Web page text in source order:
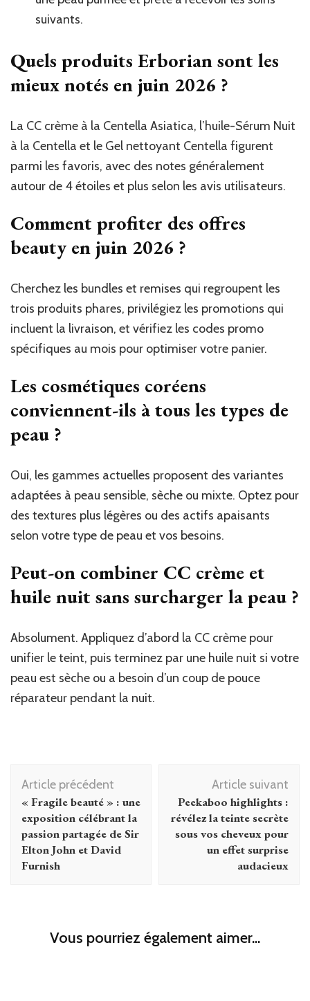
suivants.
Quels produits Erborian sont les
mieux notés en juin 2026 ?
La CC crème à la Centella Asiatica, l’huile-Sérum Nuit
à la Centella et le Gel nettoyant Centella figurent
parmi les favoris, avec des notes généralement
autour de 4 étoiles et plus selon les avis utilisateurs.
Comment profiter des offres
beauty en juin 2026 ?
Cherchez les bundles et remises qui regroupent les
trois produits phares, privilégiez les promotions qui
incluent la livraison, et vérifiez les codes promo
spécifiques au mois pour optimiser votre panier.
Les cosmétiques coréens
conviennent-ils à tous les types de
peau ?
Oui, les gammes actuelles proposent des variantes
adaptées à peau sensible, sèche ou mixte. Optez pour
des textures plus légères ou des actifs apaisants
selon votre type de peau et vos besoins.
Peut-on combiner CC crème et
huile nuit sans surcharger la peau ?
Absolument. Appliquez d’abord la CC crème pour
unifier le teint, puis terminez par une huile nuit si votre
peau est sèche ou a besoin d’un coup de pouce
réparateur pendant la nuit.
Navigation
d'article
Article précédent
« Fragile beauté » : une
exposition célébrant la
passion partagée de Sir
Elton John et David
Furnish
Article suivant
Peekaboo highlights :
révélez la teinte secrète
sous vos cheveux pour
un effet surprise
audacieux
Vous pourriez également aimer...